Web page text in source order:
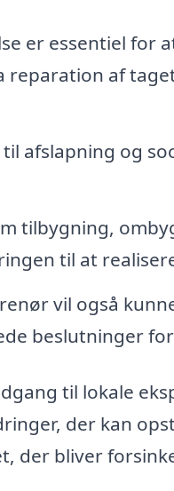
er essentiel for
reparation af
afslapning og
tilbygning,
til at
vil også
beslutninger
til lokale
der kan
der bliver